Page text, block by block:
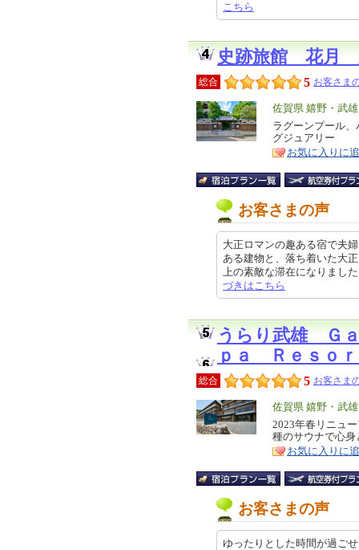
こちら
史跡旅館 花月
総合 5 お客さま
エ
リ
ア
佐賀県 嬉野・武
特
徴
ラグーンプール
グジュアリー
お気に入りに
お客さまの声
大正ロマンの趣ある宿で夫
ある建物と、落ち着いた大
上の素敵な滞在になりまし
づきはこちら
うらり武雄 Ｇ
ｐａ Ｒｅｓｏ
総合 5 お客さま
エ
リ
ア
佐賀県 嬉野・武
特
徴
2023年春リニュ
種のサウナで心
お気に入りに
お客さまの声
ゆったりとした時間が過ご